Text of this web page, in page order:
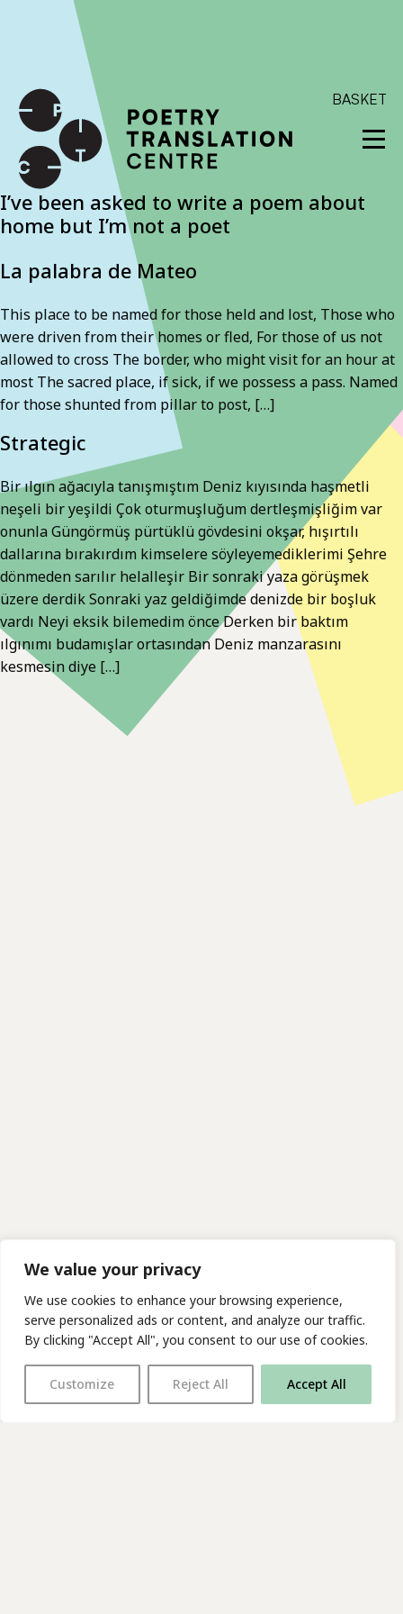
We value your privacy
We use cookies to enhance your browsing experience,
serve personalized ads or content, and analyze our traffic.
By clicking "Accept All", you consent to our use of cookies.
Customize Reject All Accept All
International shipping available - enter your address at
checkout to calculate the rate
SKIP TO CONTENT
BASKET
I’ve been asked to write a poem about
home but I’m not a poet
La palabra de Mateo
This place to be named for those held and lost, Those who
were driven from their homes or fled, For those of us not
allowed to cross The border, who might visit for an hour at
most The sacred place, if sick, if we possess a pass. Named
for those shunted from pillar to post, […]
Strategic
Bir ılgın ağacıyla tanışmıştım Deniz kıyısında haşmetli
neşeli bir yeşildi Çok oturmuşluğum dertleşmişliğim var
onunla Güngörmüş pürtüklü gövdesini okşar, hışırtılı
dallarına bırakırdım kimselere söyleyemediklerimi Şehre
dönmeden sarılır helalleşir Bir sonraki yaza görüşmek
üzere derdik Sonraki yaz geldiğimde denizde bir boşluk
vardı Neyi eksik bilemedim önce Derken bir baktım
ılgınımı budamışlar ortasından Deniz manzarasını
kesmesin diye […]